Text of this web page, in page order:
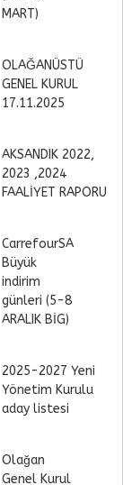
MART)
OLAĞANÜSTÜ
GENEL KURUL
17.11.2025
AKSANDIK 2022,
2023 ,2024
FAALİYET RAPORU
CarrefourSA
Büyük
indirim
günleri (5-8
ARALIK BİG)
2025-2027 Yeni
Yönetim Kurulu
aday listesi
Olağan
Genel Kurul